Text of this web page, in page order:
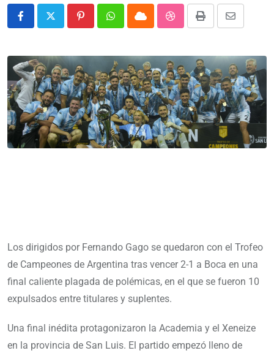
Los dirigidos por Fernando Gago se quedaron con el Trofeo
de Campeones de Argentina tras vencer 2-1 a Boca en una
final caliente plagada de polémicas, en el que se fueron 10
expulsados entre titulares y suplentes.
Una final inédita protagonizaron la Academia y el Xeneize
en la provincia de San Luis. El partido empezó lleno de